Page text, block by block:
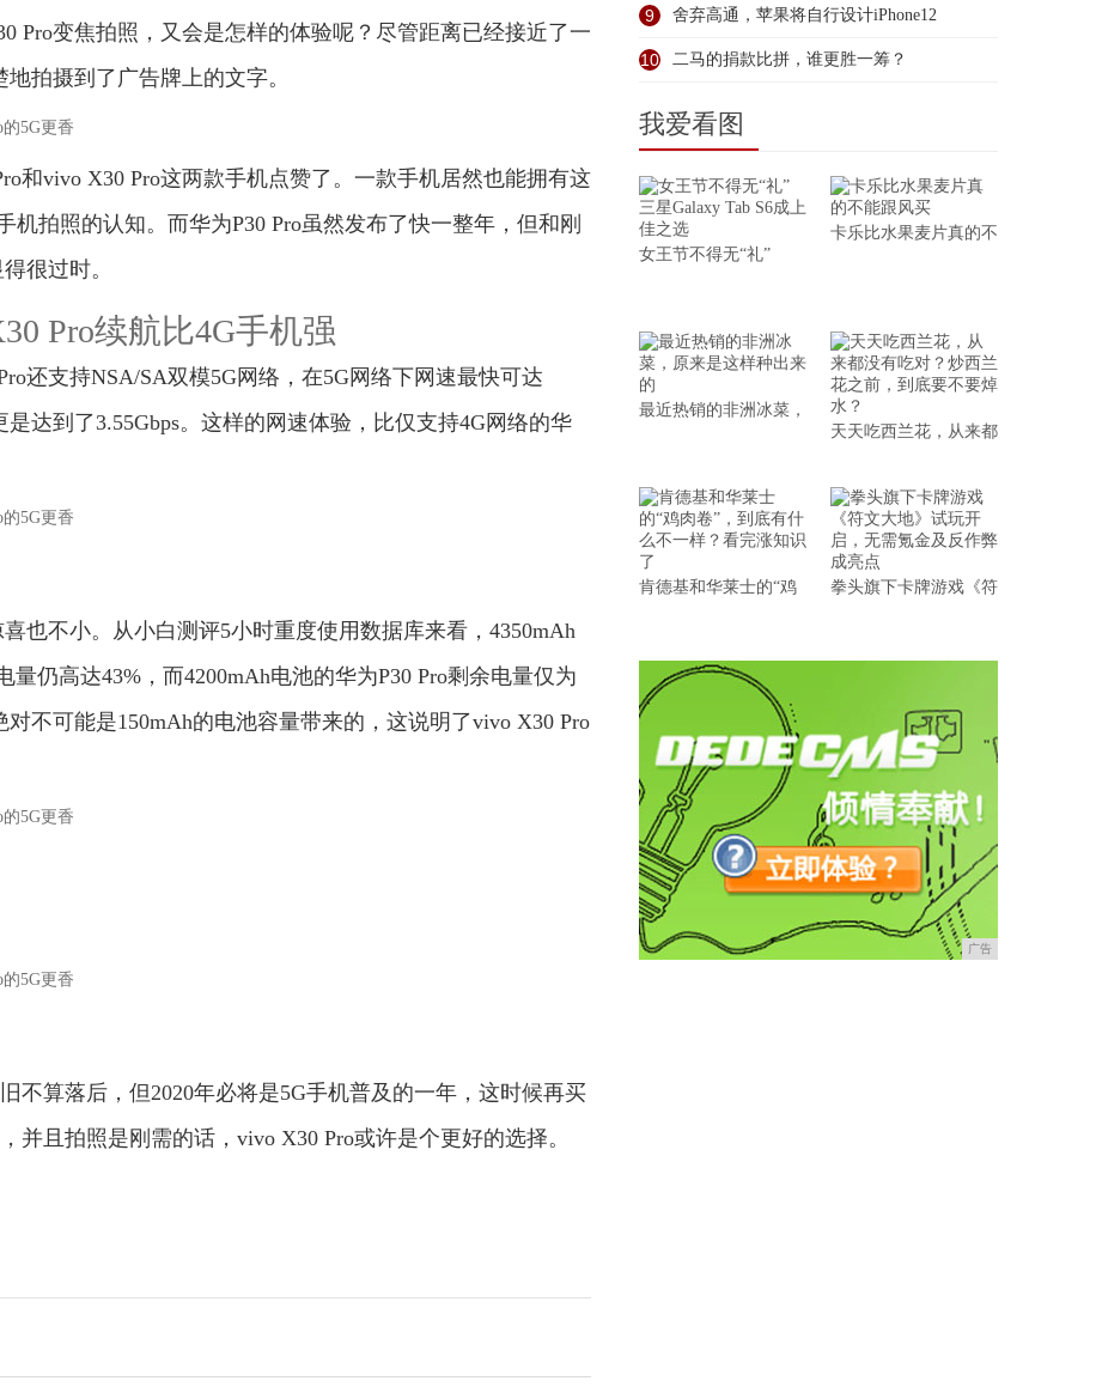
Pro变焦拍照，又会是怎样的体验呢？尽管距离已经接近了一
拍摄到了广告牌上的文字。
和vivo X30 Pro这两款手机点赞了。一款手机居然也能拥有这
拍照的认知。而华为P30 Pro虽然发布了快一整年，但和刚
很过时。
Pro续航比4G手机强
还支持NSA/SA双模5G网络，在5G网络下网速最快可达
达到了3.55Gbps。这样的网速体验，比仅支持4G网络的华
也不小。从小白测评5小时重度使用数据库来看，4350mAh
仍高达43%，而4200mAh电池的华为P30 Pro剩余电量仅为
不可能是150mAh的电池容量带来的，这说明了vivo X30 Pro
不算落后，但2020年必将是5G手机普及的一年，这时候再买
并且拍照是刚需的话，vivo X30 Pro或许是个更好的选择。
影
9 舍弃高通，苹果将自行设计iPhone12
10 二马的捐款比拼，谁更胜一筹？
我爱看图
女王节不得无“礼”
卡乐比水果麦片真的不
最近热销的非洲冰菜，
天天吃西兰花，从来都
肯德基和华莱士的“鸡 拳头旗下卡牌游戏《符
广告